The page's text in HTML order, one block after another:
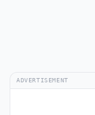
ADVERTISEMENT